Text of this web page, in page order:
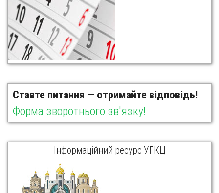
Ставте питання — отримайте відповідь!
Форма зворотнього зв'язку!
Інформаційний ресурс УГКЦ